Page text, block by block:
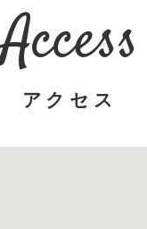
Access
アクセス